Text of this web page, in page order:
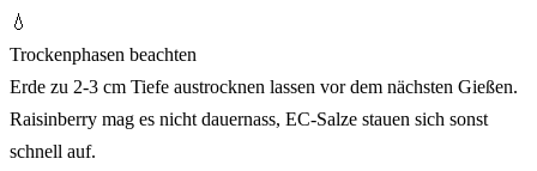
💧
Trockenphasen beachten
Erde zu 2-3 cm Tiefe austrocknen lassen vor dem nächsten Gießen.
Raisinberry mag es nicht dauernass, EC-Salze stauen sich sonst
schnell auf.